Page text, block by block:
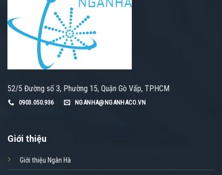
52/5 Đường số 3, Phường 15, Quận Gò Vấp, TP.HCM
0903.050.936 NGANHA@NGANHACO.VN
Giới thiệu
Giới thiệu Ngân Hà